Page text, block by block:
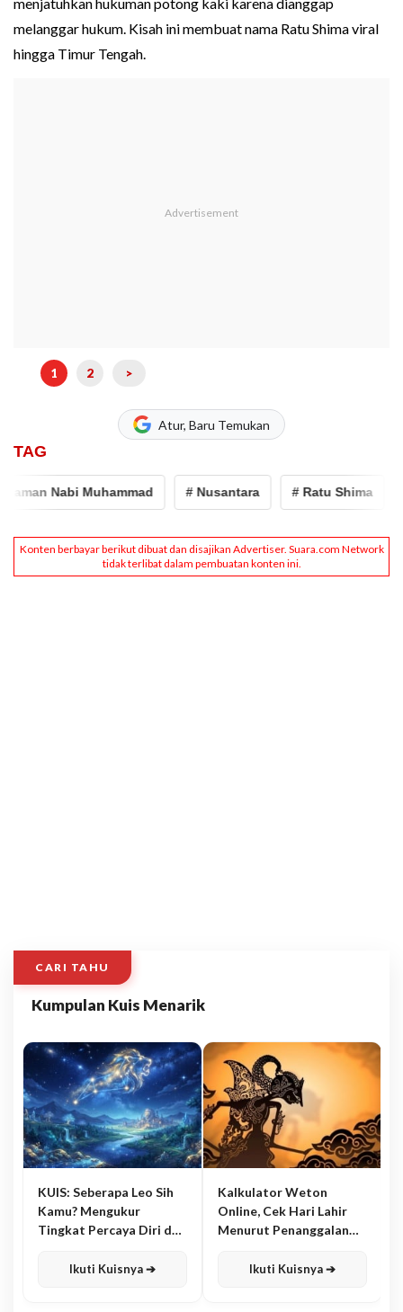
melanggar hukum. Kisah ini membuat nama Ratu Shima viral
hingga Timur Tengah.
1 2 >
Atur, Baru Temukan
TAG
Nabi Muhammad # Nusantara # Ratu Shima
CARI TAHU
Kumpulan Kuis Menarik
KUIS: Seberapa Leo Sih
Kamu? Mengukur
Tingkat Percaya Diri dan
Ikuti Kuisnya ➔
Kalkulator Weton
Online, Cek Hari Lahir
Menurut Penanggalan
Ikuti Kuisnya ➔